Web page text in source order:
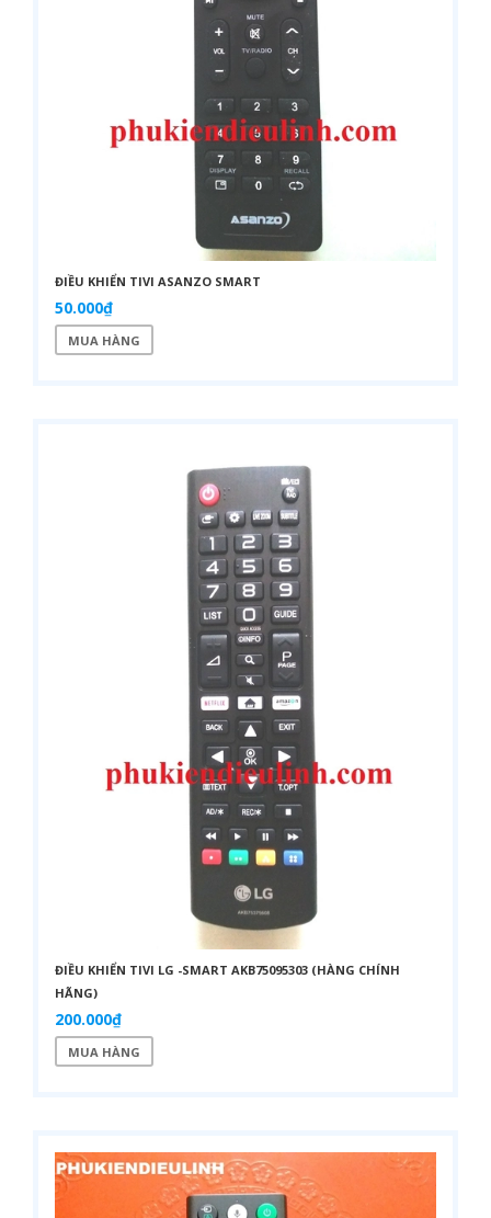
ĐIỀU KHIỂN TIVI ASANZO SMART
50.000₫
MUA HÀNG
ĐIỀU KHIỂN TIVI LG -SMART AKB75095303 (HÀNG CHÍNH
HÃNG)
200.000₫
MUA HÀNG